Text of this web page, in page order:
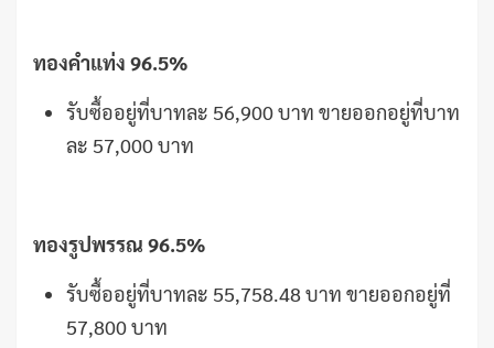
ทองคำแท่ง 96.5%
รับซื้ออยู่ที่บาทละ 56,900 บาท ขายออกอยู่ที่บาท
ละ 57,000 บาท
ทองรูปพรรณ 96.5%
รับซื้ออยู่ที่บาทละ 55,758.48 บาท ขายออกอยู่ที่
57,800 บาท